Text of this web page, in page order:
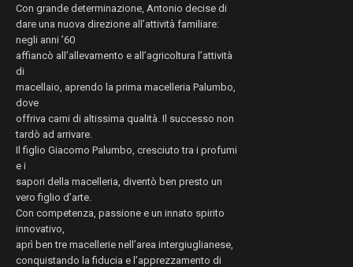
Con grande determinazione, Antonio decise di
dare una nuova direzione all’attività familiare:
negli anni ’60
affiancò all’allevamento e all’agricoltura l’attività
di
macellaio, aprendo la prima macelleria Palumbo,
dove
offriva carni di altissima qualità. Il successo non
tardò ad arrivare.
Il figlio Giacomo Palumbo, cresciuto tra i profumi
e i
sapori della macelleria, diventò ben presto un
vero figlio d’arte.
Con competenza, passione e un innato spirito
innovativo,
aprì ben tre macellerie nell’area intergiuglianese,
conquistando la fiducia e l’apprezzamento di